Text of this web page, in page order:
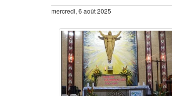
mercredi, 6 août 2025